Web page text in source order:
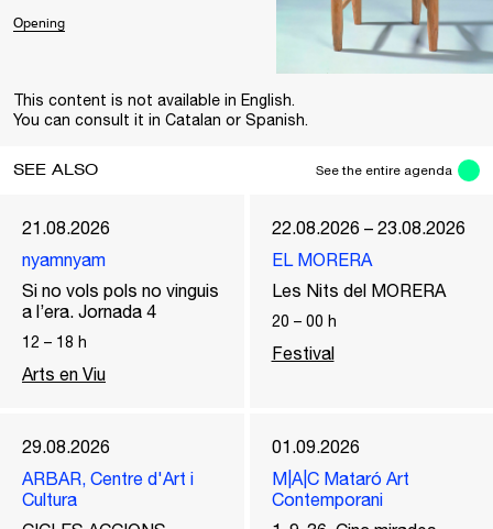
Opening
This content is not available in English.
You can consult it in Catalan or Spanish.
SEE ALSO See the entire agenda
21.08.2026
nyamnyam
Si no vols pols no vinguis
a l’era. Jornada 4
12 – 18 h
Arts en Viu
22.08.2026 – 23.08.2026
EL MORERA
Les Nits del MORERA
20 – 00 h
Festival
29.08.2026
ARBAR, Centre d'Art i
Cultura
01.09.2026
M|A|C Mataró Art
Contemporani